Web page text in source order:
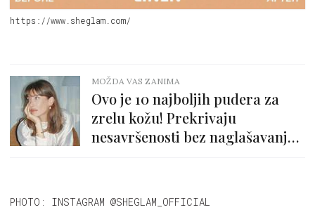
https://www.sheglam.com/
MOŽDA VAS ZANIMA
Ovo je 10 najboljih pudera za
zrelu kožu! Prekrivaju
nesavršenosti bez naglašavanja
PHOTO: INSTAGRAM @SHEGLAM_OFFICIAL